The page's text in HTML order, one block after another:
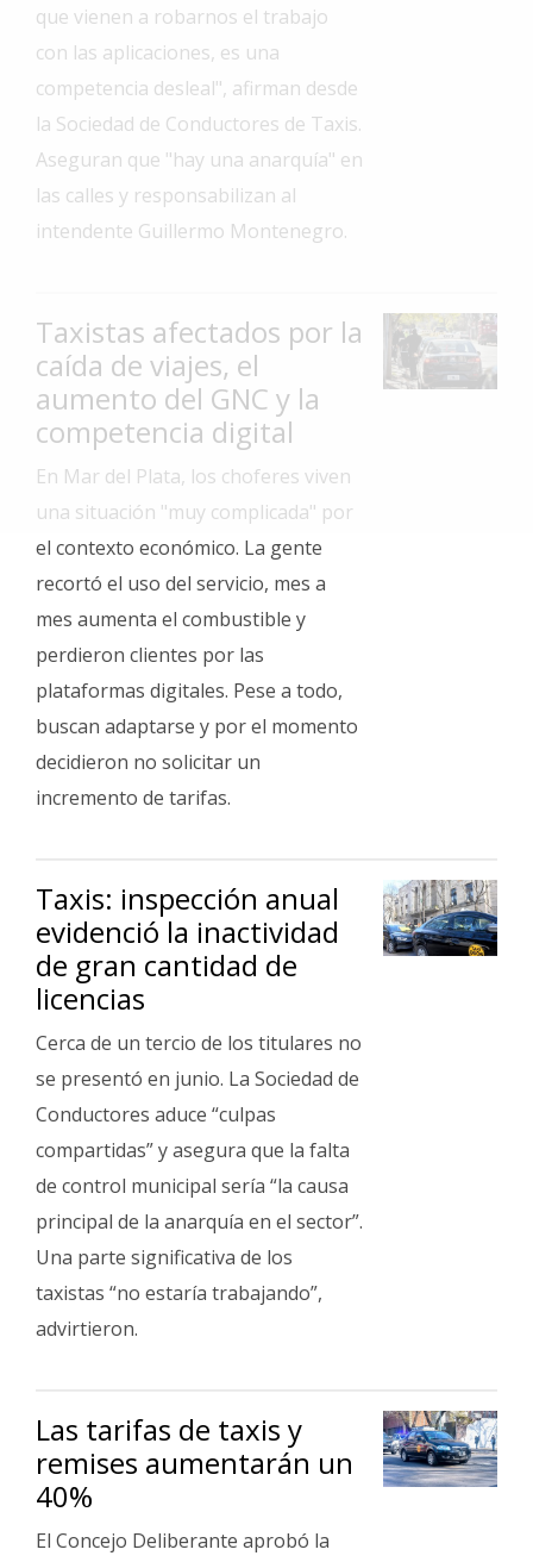
Interés
General
La
Ciudad
Deportes
Arte
y
Cartelera
Fotos
de
Clasificados
Fúnebres
que vienen a robarnos el trabajo
con las aplicaciones, es una
competencia desleal", afirman desde
la Sociedad de Conductores de Taxis.
Aseguran que "hay una anarquía" en
las calles y responsabilizan al
intendente Guillermo Montenegro.
Taxistas afectados por la
caída de viajes, el
aumento del GNC y la
competencia digital
En Mar del Plata, los choferes viven
una situación "muy complicada" por
el contexto económico. La gente
recortó el uso del servicio, mes a
mes aumenta el combustible y
perdieron clientes por las
plataformas digitales. Pese a todo,
buscan adaptarse y por el momento
decidieron no solicitar un
incremento de tarifas.
Taxis: inspección anual
evidenció la inactividad
de gran cantidad de
licencias
Cerca de un tercio de los titulares no
se presentó en junio. La Sociedad de
Conductores aduce “culpas
compartidas” y asegura que la falta
de control municipal sería “la causa
principal de la anarquía en el sector”.
Una parte significativa de los
taxistas “no estaría trabajando”,
advirtieron.
Las tarifas de taxis y
remises aumentarán un
40%
El Concejo Deliberante aprobó la